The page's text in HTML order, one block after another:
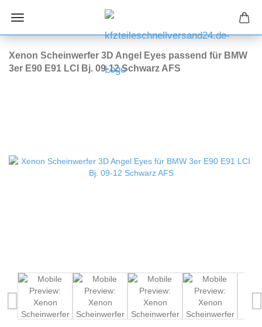
Xenon Scheinwerfer 3D Angel Eyes passend für BMW
3er E90 E91 LCI Bj. 09-12 Schwarz AFS